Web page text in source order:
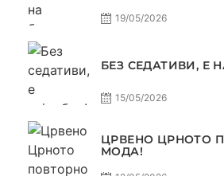
19/05/2026
БЕЗ СЕДАТИВИ, Е
15/05/2026
ЦРВЕНО ЦРНОТО
МОДА!